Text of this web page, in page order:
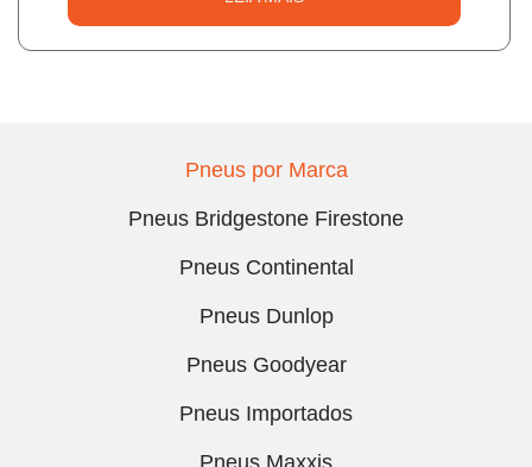
Pneus por Marca
Pneus Bridgestone Firestone
Pneus Continental
Pneus Dunlop
Pneus Goodyear
Pneus Importados
Pneus Maxxis